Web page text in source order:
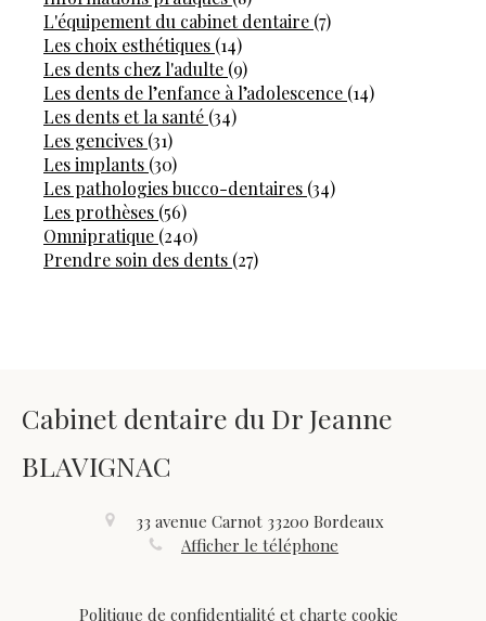
L'équipement du cabinet dentaire (7)Articles Count
Les choix esthétiques (14)Articles Count
Les dents chez l'adulte (9)Articles Count
Les dents de l’enfance à l’adolescence (14)Articles Count
Les dents et la santé (34)Articles Count
Les gencives (31)Articles Count
Les implants (30)Articles Count
Les pathologies bucco-dentaires (34)Articles Count
Les prothèses (56)Articles Count
Omnipratique (240)Articles Count
Prendre soin des dents (27)Articles Count
Cabinet dentaire du Dr Jeanne
BLAVIGNAC
33 avenue Carnot 33200 Bordeaux
Afficher le téléphone
Politique de confidentialité et charte cookie